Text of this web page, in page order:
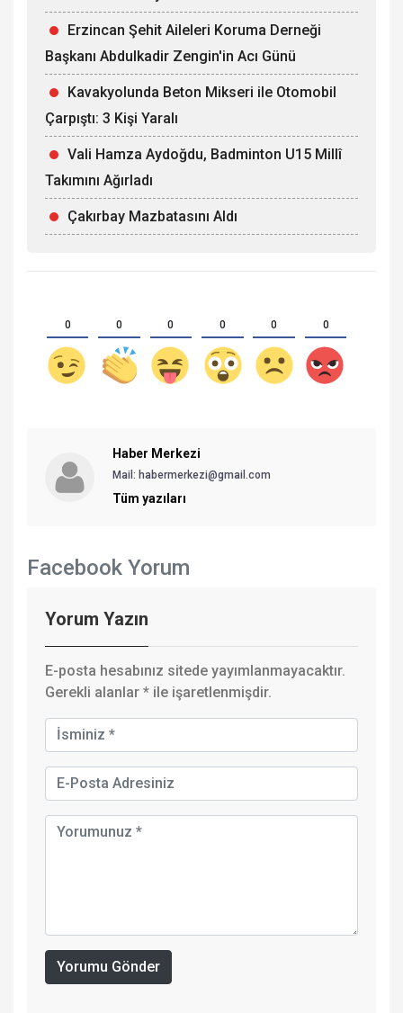
Erzincan Şehit Aileleri Koruma Derneği
Başkanı Abdulkadir Zengin'in Acı Günü
Kavakyolunda Beton Mikseri ile Otomobil
Çarpıştı: 3 Kişi Yaralı
Vali Hamza Aydoğdu, Badminton U15 Millî
Takımını Ağırladı
Çakırbay Mazbatasını Aldı
0 0 0 0 0 0
Haber Merkezi
Mail: habermerkezi@gmail.com
Tüm yazıları
Facebook Yorum
Yorum Yazın
E-posta hesabınız sitede yayımlanmayacaktır.
Gerekli alanlar * ile işaretlenmişdir.
Yorumu Gönder